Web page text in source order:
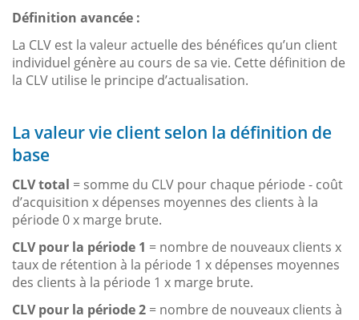
Définition avancée :
La CLV est la valeur actuelle des bénéfices qu’un client
individuel génère au cours de sa vie. Cette définition de
la CLV utilise le principe d’actualisation.
La valeur vie client selon la définition de
base
CLV total = somme du CLV pour chaque période - coût
d’acquisition x dépenses moyennes des clients à la
période 0 x marge brute.
CLV pour la période 1 = nombre de nouveaux clients x
taux de rétention à la période 1 x dépenses moyennes
des clients à la période 1 x marge brute.
CLV pour la période 2 = nombre de nouveaux clients à